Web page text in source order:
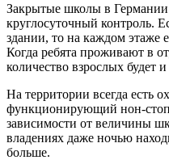
Закрытые школы в
круглосуточный контроль.
здании, то на каждом этаже
Когда ребята проживают в
количество взрослых будет
На территории всегда есть
функционирующий нон-стоп
зависимости от величины
владениях даже ночью
больше.